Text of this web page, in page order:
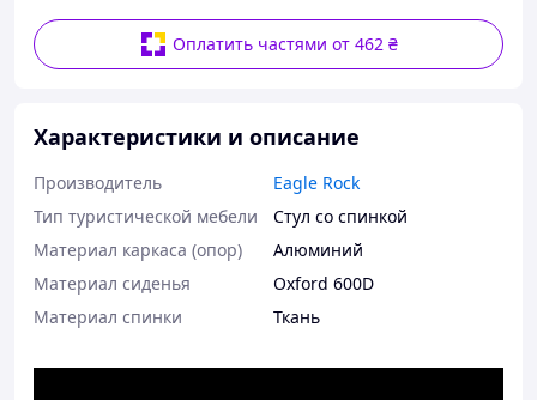
Оплатить частями от 462 ₴
Характеристики и описание
Производитель
Eagle Rock
Тип туристической мебели
Стул со спинкой
Материал каркаса (опор)
Алюминий
Материал сиденья
Oxford 600D
Материал спинки
Ткань